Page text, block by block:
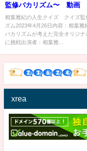
監修バカリズム〜 動画
年4月26日
相葉雅紀の人生クイズ クイズ監
ズム2023年4月26日内容：相葉雅
バカリズムが考えた完全オリジナ
に挑戦出演者：相葉雅...
xrea